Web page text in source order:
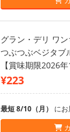
グラン・デリ ワ
つぶつぶベジタブ
【賞味期限2026年
¥223
最短 8/10（月） にお